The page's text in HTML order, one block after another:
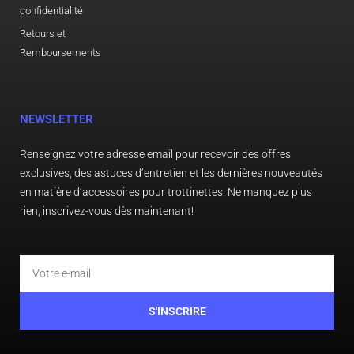
Votre avis
E-mail*
Enregistrer mon nom, mon e-mail et mon site
confidentialité
Retours et
Remboursements
NEWSLETTER
Renseignez votre adresse email pour recevoir des offres
exclusives, des astuces d’entretien et les dernières nouveautés
en matière d’accessoires pour trottinettes. Ne manquez plus
rien, inscrivez-vous dès maintenant!
S'INSCRIRE